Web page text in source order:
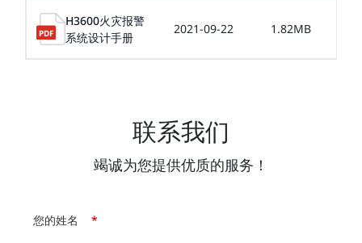
H3600火灾报警
系统设计手册
2021-09-22 1.82MB
联系我们
竭诚为您提供优质的服务！
*
您的姓名